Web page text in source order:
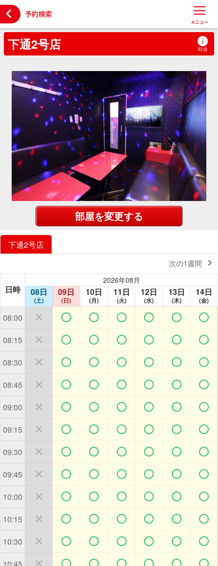
 予約検索
メニュー
下通2号店
部屋を変更する
下通2号店
次の1週間 
日時
2026年08月
08日
(土)
09日
(日)
10日
(月)
11日
(火)
12日
(水)
13日
(木)
14日
(金)
08:00       
08:15       
08:30       
08:45       
09:00       
09:15       
09:30       
09:45       
10:00       
10:15       
10:30       
10:45       